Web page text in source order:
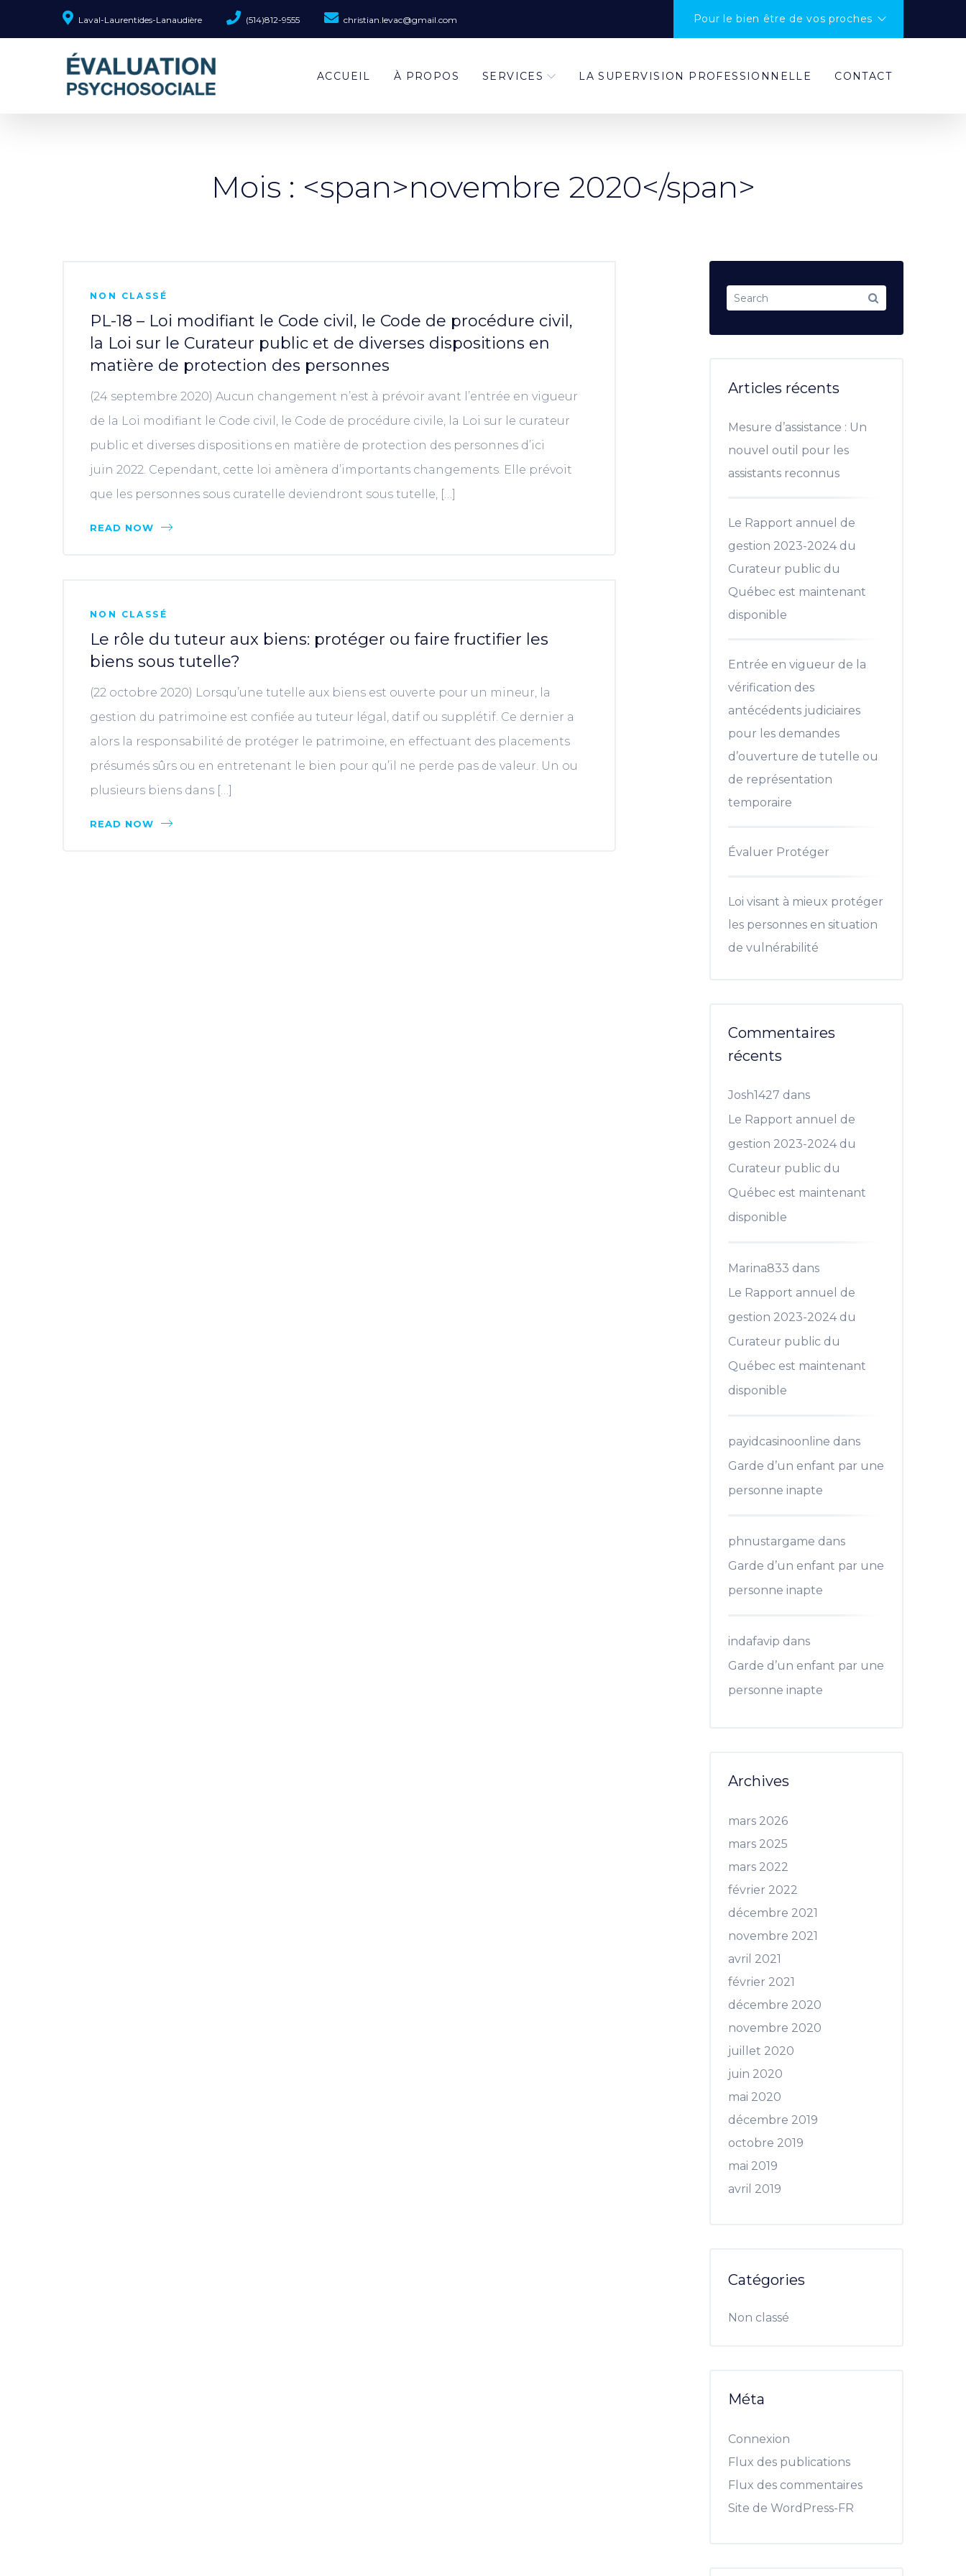
Laval-Laurentides-Lanaudière (514)812-9555 christian.levac@gmail.com Pour le bien être de vos proches
ACCUEIL À PROPOS SERVICES LA SUPERVISION PROFESSIONNELLE CONTACT
Mois : <span>novembre 2020</span>
NON CLASSÉ
PL-18 – Loi modifiant le Code civil, le Code de procédure civil,
la Loi sur le Curateur public et de diverses dispositions en
matière de protection des personnes
(24 septembre 2020) Aucun changement n’est à prévoir avant l’entrée en vigueur
de la Loi modifiant le Code civil, le Code de procédure civile, la Loi sur le curateur
public et diverses dispositions en matière de protection des personnes d’ici
juin 2022. Cependant, cette loi amènera d’importants changements. Elle prévoit
que les personnes sous curatelle deviendront sous tutelle, […]
READ NOW
NON CLASSÉ
Le rôle du tuteur aux biens: protéger ou faire fructifier les
biens sous tutelle?
(22 octobre 2020) Lorsqu’une tutelle aux biens est ouverte pour un mineur, la
gestion du patrimoine est confiée au tuteur légal, datif ou supplétif. Ce dernier a
alors la responsabilité de protéger le patrimoine, en effectuant des placements
présumés sûrs ou en entretenant le bien pour qu’il ne perde pas de valeur. Un ou
plusieurs biens dans […]
READ NOW
Articles récents
Mesure d’assistance : Un
nouvel outil pour les
assistants reconnus
Le Rapport annuel de
gestion 2023-2024 du
Curateur public du
Québec est maintenant
disponible
Entrée en vigueur de la
vérification des
antécédents judiciaires
pour les demandes
d’ouverture de tutelle ou
de représentation
temporaire
Évaluer Protéger
Loi visant à mieux protéger
les personnes en situation
de vulnérabilité
Commentaires
récents
Josh1427 dans
Le Rapport annuel de
gestion 2023-2024 du
Curateur public du
Québec est maintenant
disponible
Marina833 dans
Le Rapport annuel de
gestion 2023-2024 du
Curateur public du
Québec est maintenant
disponible
payidcasinoonline dans
Garde d’un enfant par une
personne inapte
phnustargame dans
Garde d’un enfant par une
personne inapte
indafavip dans
Garde d’un enfant par une
personne inapte
Archives
mars 2026
mars 2025
mars 2022
février 2022
décembre 2021
novembre 2021
avril 2021
février 2021
décembre 2020
novembre 2020
juillet 2020
juin 2020
mai 2020
décembre 2019
octobre 2019
mai 2019
avril 2019
Catégories
Non classé
Méta
Connexion
Flux des publications
Flux des commentaires
Site de WordPress-FR